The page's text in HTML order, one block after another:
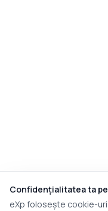
Confidențialitatea ta
eXp folosește cookie-